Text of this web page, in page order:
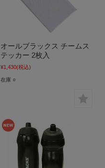
オールブラックス チームス
テッカー 2枚入
¥1,430(税込)
在庫 ○